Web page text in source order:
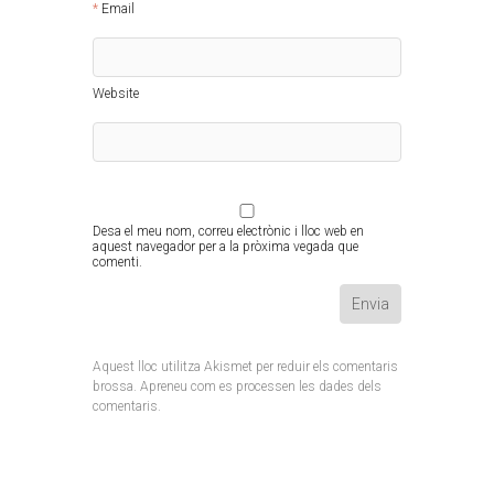
Email
Website
Desa el meu nom, correu electrònic i lloc web en
aquest navegador per a la pròxima vegada que
comenti.
Aquest lloc utilitza Akismet per reduir els comentaris
brossa. Apreneu com es processen les dades dels
comentaris.